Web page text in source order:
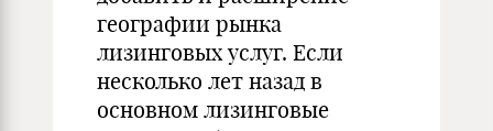
географии рынка
лизинговых услуг. Если
несколько лет назад в
основном лизинговые